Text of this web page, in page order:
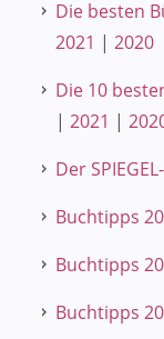
Die besten
2021 | 2020
Die 10
| 2021 |
Der
Buchtipps
Buchtipps
Buchtipps